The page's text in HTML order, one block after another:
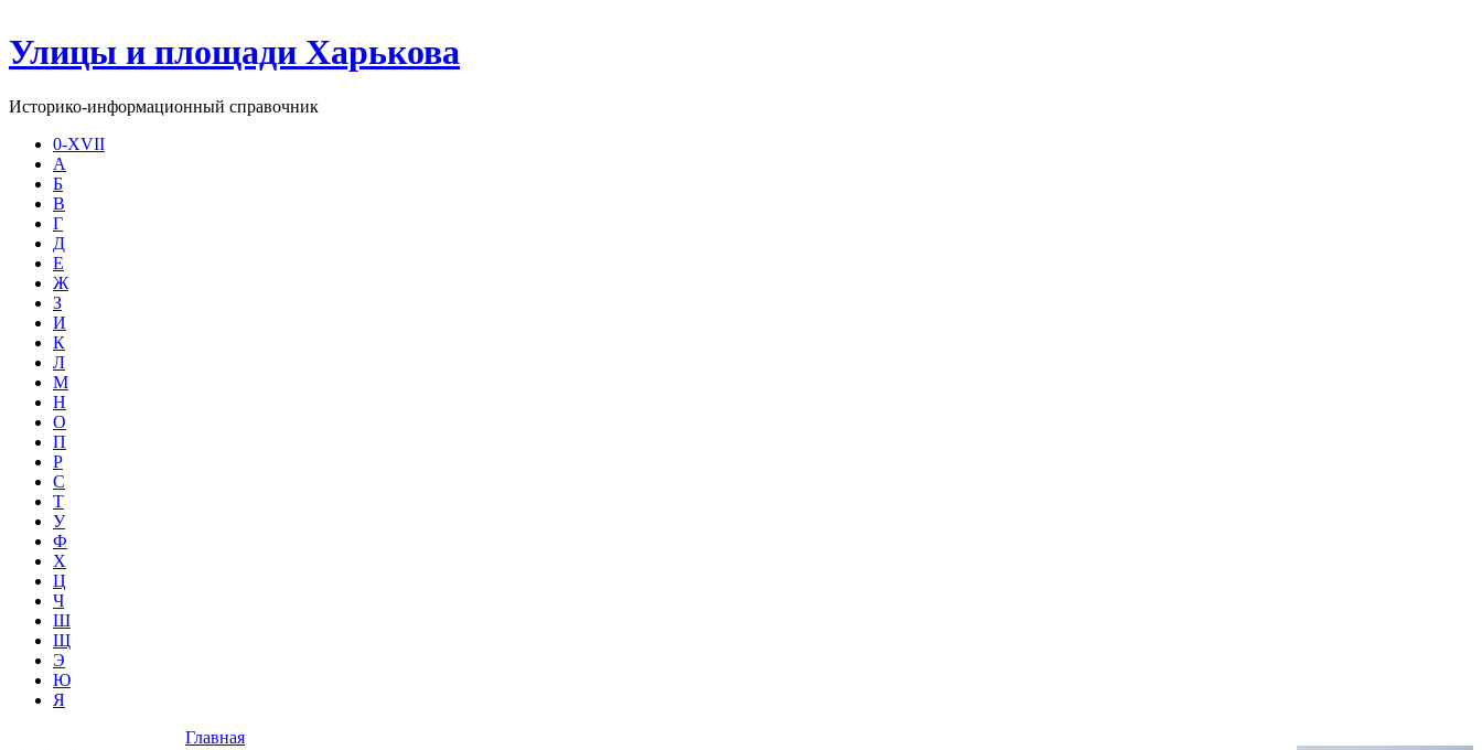
Улицы и площади Харькова
Историко-информационный справочник
0-XVII
А
Б
В
Г
Д
Е
Ж
З
И
К
Л
М
Н
О
П
Р
С
Т
У
Ф
Х
Ц
Ч
Ш
Щ
Э
Ю
Я
Главная